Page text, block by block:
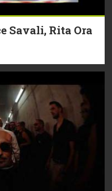
Savali, Rita Ora